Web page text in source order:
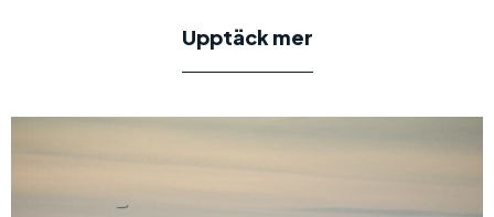
Upptäck mer